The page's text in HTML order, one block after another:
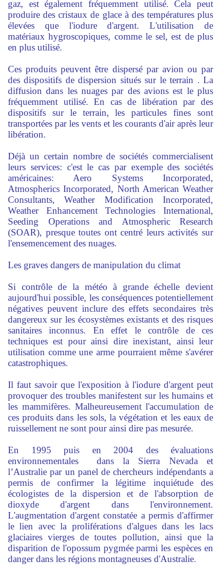
gaz, est également fréquemment utilisé. Cela peut
produire des cristaux de glace à des températures plus
élevées que l'iodure d'argent. L'utilisation de
matériaux hygroscopiques, comme le sel, est de plus
en plus utilisé.
Ces produits peuvent être dispersé par avion ou par
des dispositifs de dispersion situés sur le terrain . La
diffusion dans les nuages par des avions est le plus
fréquemment utilisé. En cas de libération par des
dispositifs sur le terrain, les particules fines sont
transportées par les vents et les courants d'air après leur
libération.
Déjà un certain nombre de sociétés commercialisent
leurs services: c'est le cas par exemple des sociétés
américaines: Aero Systems Incorporated,
Atmospherics Incorporated, North American Weather
Consultants, Weather Modification Incorporated,
Weather Enhancement Technologies International,
Seeding Operations and Atmospheric Research
(SOAR), presque toutes ont centré leurs activités sur
l'ensemencement des nuages.
Les graves dangers de manipulation du climat
Si contrôle de la météo à grande échelle devient
aujourd'hui possible, les conséquences potentiellement
négatives peuvent inclure des effets secondaires très
dangereux sur les écosystèmes existants et des risques
sanitaires inconnus. En effet le contrôle de ces
techniques est pour ainsi dire inexistant, ainsi leur
utilisation comme une arme pourraient même s'avérer
catastrophiques.
Il faut savoir que l'exposition à l'iodure d'argent peut
provoquer des troubles manifestent sur les humains et
les mammifères. Malheureusement l'accumulation de
ces produits dans les sols, la végétation et les eaux de
ruissellement ne sont pour ainsi dire pas mesurée.
En 1995 puis en 2004 des évaluations
environnementales dans la Sierra Nevada et
l’Australie par un panel de chercheurs indépendants a
permis de confirmer la légitime inquiétude des
écologistes de la dispersion et de l'absorption de
dioxyde d'argent dans l'environnement.
L'augmentation d'argent constatée a permis d'affirmer
le lien avec la proliférations d'algues dans les lacs
glaciaires vierges de toutes pollution, ainsi que la
disparition de l'opossum pygmée parmi les espèces en
danger dans les régions montagneuses d'Australie.